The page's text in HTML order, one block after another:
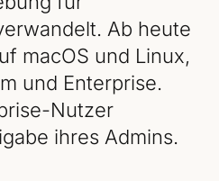
Ab heute
macOS und Linux,
und Enterprise.
Nutzer
ihres Admins.